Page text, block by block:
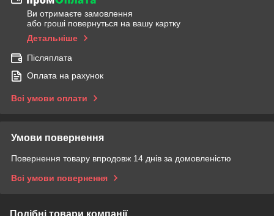
Ви отримаєте замовлення
або гроші повернуться на вашу картку
Детальніше
Післяплата
Оплата на рахунок
Всі умови оплати
Умови повернення
Повернення товару впродовж 14 днів за домовленістю
Всі умови повернення